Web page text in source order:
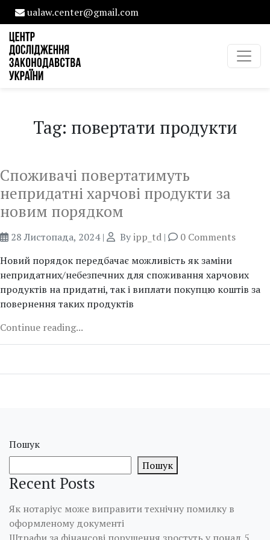
ualaw.center@gmail.com
Tag: повертати продукти
Споживачі повертатимуть
непридатні харчові продукти за
новим порядком
28 Листопада, 2024| Byipp_td |
0 Comments
Новий порядок передбачає можливість як заміни
непридатних/небезпечних для споживання харчових
продуктів на придатні, так і виплати покупцю коштів за
повернення таких продуктів
Continue reading...
Пошук
Пошук
Recent Posts
Як нотаріус може виправити технічну помилку в
оформленому документі